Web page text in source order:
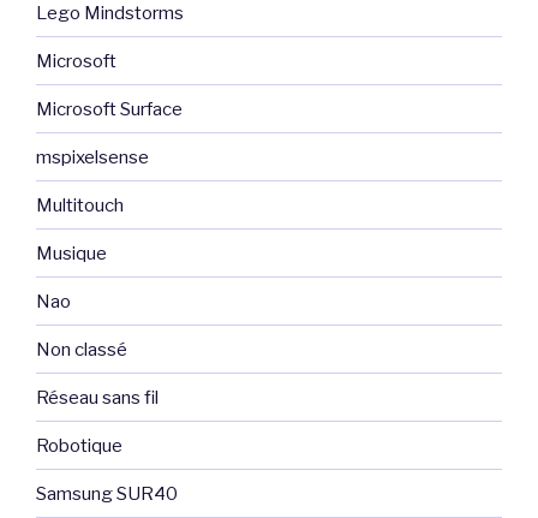
Lego Mindstorms
Microsoft
Microsoft Surface
mspixelsense
Multitouch
Musique
Nao
Non classé
Réseau sans fil
Robotique
Samsung SUR40